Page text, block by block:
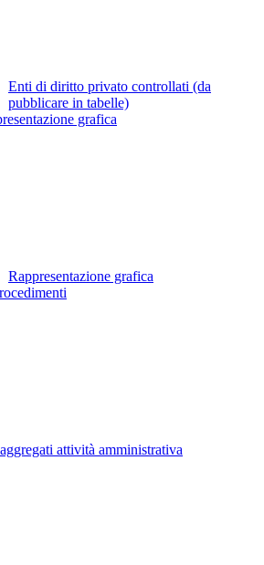
Enti di diritto privato controllati (da
pubblicare in tabelle)
grafica
Rappresentazione grafica
attività amministrativa